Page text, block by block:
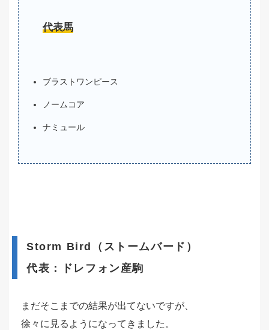
代表馬
ブラストワンピース
ノームコア
ナミュール
Storm Bird（ストームバード）
代表：ドレフォン産駒
まだそこまでの結果が出てないですが、
徐々に見るようになってきました。